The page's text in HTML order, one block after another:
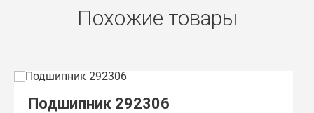
Похожие товары
Подшипник 292306